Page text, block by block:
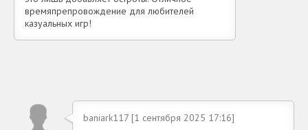
времяпрепровождение для любителей
казуальных игр!
baniark117 [1 сентября 2025 17:16]